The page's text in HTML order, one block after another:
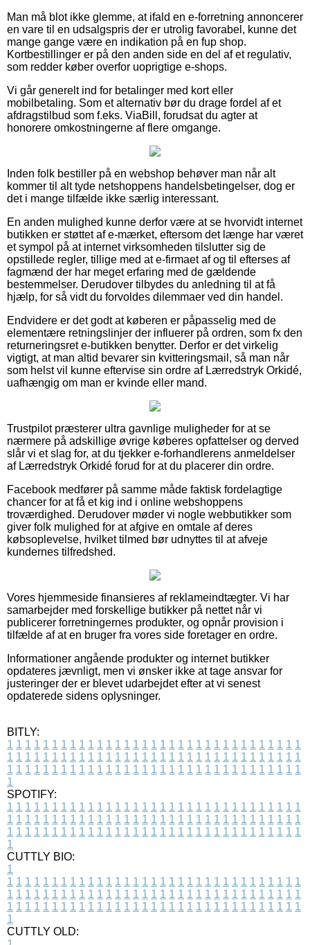
Man må blot ikke glemme, at ifald en e-forretning annoncerer
en vare til en udsalgspris der er utrolig favorabel, kunne det
mange gange være en indikation på en fup shop.
Kortbestillinger er på den anden side en del af et regulativ,
som redder køber overfor uoprigtige e-shops.
Vi går generelt ind for betalinger med kort eller
mobilbetaling. Som et alternativ bør du drage fordel af et
afdragstilbud som f.eks. ViaBill, forudsat du agter at
honorere omkostningerne af flere omgange.
Inden folk bestiller på en webshop behøver man når alt
kommer til alt tyde netshoppens handelsbetingelser, dog er
det i mange tilfælde ikke særlig interessant.
En anden mulighed kunne derfor være at se hvorvidt internet
butikken er støttet af e-mærket, eftersom det længe har været
et sympol på at internet virksomheden tilslutter sig de
opstillede regler, tillige med at e-firmaet af og til efterses af
fagmænd der har meget erfaring med de gældende
bestemmelser. Derudover tilbydes du anledning til at få
hjælp, for så vidt du forvoldes dilemmaer ved din handel.
Endvidere er det godt at køberen er påpasselig med de
elementære retningslinjer der influerer på ordren, som fx den
returneringsret e-butikken benytter. Derfor er det virkelig
vigtigt, at man altid bevarer sin kvitteringsmail, så man når
som helst vil kunne eftervise sin ordre af Lærredstryk Orkidé,
uafhængig om man er kvinde eller mand.
Trustpilot præsterer ultra gavnlige muligheder for at se
nærmere på adskillige øvrige køberes opfattelser og derved
slår vi et slag for, at du tjekker e-forhandlerens anmeldelser
af Lærredstryk Orkidé forud for at du placerer din ordre.
Facebook medfører på samme måde faktisk fordelagtige
chancer for at få et kig ind i online webshoppens
troværdighed. Derudover møder vi nogle webbutikker som
giver folk mulighed for at afgive en omtale af deres
købsoplevelse, hvilket tilmed bør udnyttes til at afveje
kundernes tilfredshed.
Vores hjemmeside finansieres af reklameindtægter. Vi har
samarbejder med forskellige butikker på nettet når vi
publicerer forretningernes produkter, og opnår provision i
tilfælde af at en bruger fra vores side foretager en ordre.
Informationer angående produkter og internet butikker
opdateres jævnligt, men vi ønsker ikke at tage ansvar for
justeringer der er blevet udarbejdet efter at vi senest
opdaterede sidens oplysninger.
BITLY:
1 1 1 1 1 1 1 1 1 1 1 1 1 1 1 1 1 1 1 1 1 1 1 1 1 1 1 1 1 1 1 1 1
1 1 1 1 1 1 1 1 1 1 1 1 1 1 1 1 1 1 1 1 1 1 1 1 1 1 1 1 1 1 1 1 1
1 1 1 1 1 1 1 1 1 1 1 1 1 1 1 1 1 1 1 1 1 1 1 1 1 1 1 1 1 1 1 1 1
1
SPOTIFY:
1 1 1 1 1 1 1 1 1 1 1 1 1 1 1 1 1 1 1 1 1 1 1 1 1 1 1 1 1 1 1 1 1
1 1 1 1 1 1 1 1 1 1 1 1 1 1 1 1 1 1 1 1 1 1 1 1 1 1 1 1 1 1 1 1 1
1 1 1 1 1 1 1 1 1 1 1 1 1 1 1 1 1 1 1 1 1 1 1 1 1 1 1 1 1 1 1 1 1
1
CUTTLY BIO:
1
1 1 1 1 1 1 1 1 1 1 1 1 1 1 1 1 1 1 1 1 1 1 1 1 1 1 1 1 1 1 1 1 1
1 1 1 1 1 1 1 1 1 1 1 1 1 1 1 1 1 1 1 1 1 1 1 1 1 1 1 1 1 1 1 1 1
1 1 1 1 1 1 1 1 1 1 1 1 1 1 1 1 1 1 1 1 1 1 1 1 1 1 1 1 1 1 1 1 1
1
CUTTLY OLD: